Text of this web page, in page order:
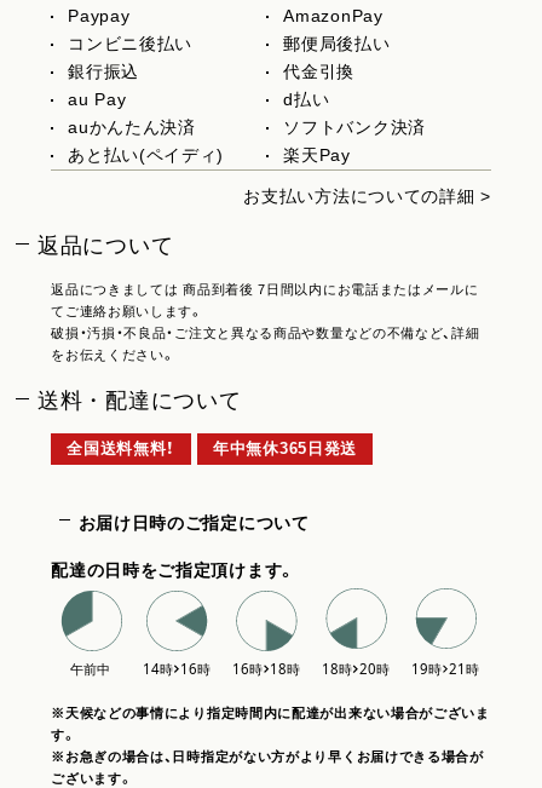
Paypay
AmazonPay
コンビニ後払い
郵便局後払い
銀行振込
代金引換
au Pay
d払い
auかんたん決済
ソフトバンク決済
あと払い(ペイディ)
楽天Pay
お支払い方法についての詳細 >
返品について
返品につきましては 商品到着後 7日間以内にお電話またはメールに
てご連絡お願いします。
破損・汚損・不良品・ご注文と異なる商品や数量などの不備など、詳細
をお伝えください。
送料・配達について
全国送料無料！ 年中無休365日発送
お届け日時のご指定について
配達の日時をご指定頂けます。
※天候などの事情により指定時間内に配達が出来ない場合がございま
す。
※お急ぎの場合は、日時指定がない方がより早くお届けできる場合が
ございます。